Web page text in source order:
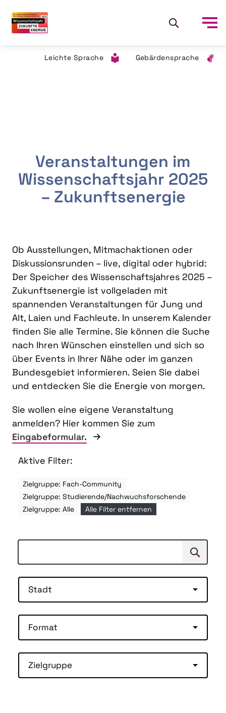
Leichte Sprache Gebärdensprache
Veranstaltungen im
Wissenschaftsjahr 2025
– Zukunftsenergie
Ob Ausstellungen, Mitmachaktionen oder
Diskussionsrunden – live, digital oder hybrid:
Der Speicher des Wissenschaftsjahres 2025 –
Zukunftsenergie ist vollgeladen mit
spannenden Veranstaltungen für Jung und
Alt, Laien und Fachleute. In unserem Kalender
finden Sie alle Termine. Sie können die Suche
nach Ihren Wünschen einstellen und sich so
über Events in Ihrer Nähe oder im ganzen
Bundesgebiet informieren. Seien Sie dabei
und entdecken Sie die Energie von morgen.
Sie wollen eine eigene Veranstaltung
anmelden? Hier kommen Sie zum
Eingabeformular.
Aktive Filter:
Zielgruppe: Fach-Community
Zielgruppe: Studierende/Nachwuchsforschende
Zielgruppe: Alle
Alle Filter entfernen
Suchen
Stadt
Format
Zielgruppe